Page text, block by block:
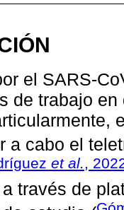
el SARS-
de trabajo
a cabo el
et al.,
través de